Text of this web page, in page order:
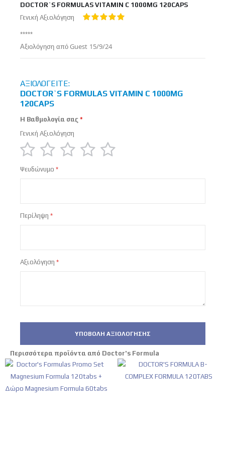
DOCTOR`S FORMULAS VITAMIN C 1000MG 120CAPS
Γενική Αξιολόγηση
*****
Αξιολόγηση απόGuest Δημοσιεύτηκε
στις
15/9/24
ΑΞΙΟΛΟΓΕΊΤΕ:
DOCTOR`S FORMULAS VITAMIN C 1000MG
120CAPS
Η Βαθμολογία σας
Γενική Αξιολόγηση
star
stars
stars
stars
stars
Ψευδώνυμο
Περίληψη
Αξιολόγηση
ΥΠΟΒΟΛΉ ΑΞΙΟΛΌΓΗΣΗΣ
Περισσότερα προϊόντα από Doctor's Formula